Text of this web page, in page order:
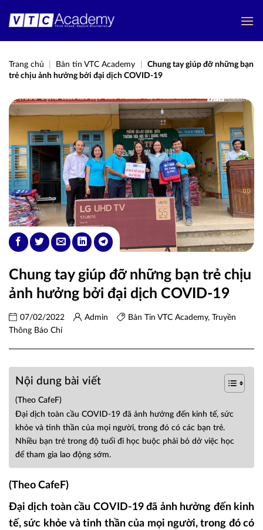
qua
Trang chủ Bản tin VTC Academy
Chung tay giúp đỡ những bạn
trẻ chịu ảnh hưởng bởi đại dịch COVID-19
Chung tay giúp đỡ những bạn trẻ chịu
ảnh hưởng bởi đại dịch COVID-19
07/02/2022 Admin Bản Tin VTC Academy, Truyền
Thông Báo Chí
Nội dung bài viết
(Theo CafeF)
Đại dịch toàn cầu COVID-19 đã ảnh hưởng đến kinh tế, sức
khỏe và tinh thần của mọi người, trong đó có các bạn trẻ.
Nhiều bạn trẻ trong độ tuổi đi học buộc phải bỏ dở việc học
để tham gia lao động sớm.
(Theo CafeF)
Đại dịch toàn cầu COVID-19 đã ảnh hưởng đến kinh
tế, sức khỏe và tinh thần của mọi người, trong đó có